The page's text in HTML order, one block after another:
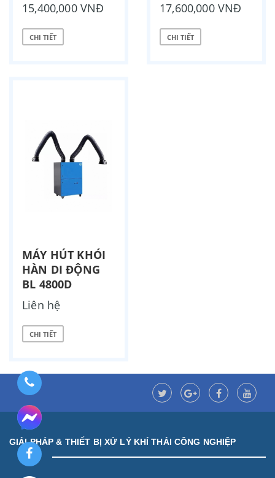
15,400,000 VNĐ
CHI TIẾT
17,600,000 VNĐ
CHI TIẾT
MÁY HÚT KHÓI
HÀN DI ĐỘNG
BL 4800D
Liên hệ
CHI TIẾT
GIẢI PHÁP & THIẾT BỊ XỬ LÝ KHÍ THẢI CÔNG NGHIỆP